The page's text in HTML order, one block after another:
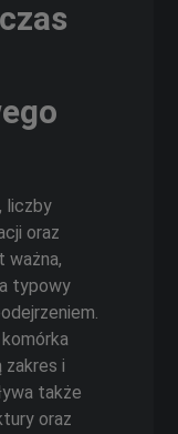
liczby
oraz
ważna,
typowy
zakres i
także
oraz